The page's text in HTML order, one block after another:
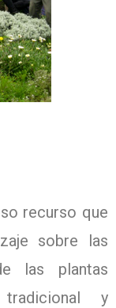
recurso que
sobre las
las plantas
y